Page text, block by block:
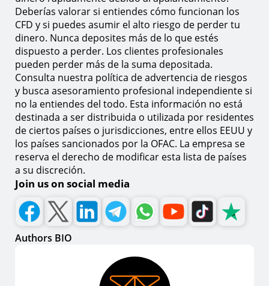
Deberías valorar si entiendes cómo funcionan los
CFD y si puedes asumir el alto riesgo de perder tu
dinero. Nunca deposites más de lo que estés
dispuesto a perder. Los clientes profesionales
pueden perder más de la suma depositada.
Consulta nuestra política de advertencia de riesgos
y busca asesoramiento profesional independiente si
no la entiendes del todo. Esta información no está
destinada a ser distribuida o utilizada por residentes
de ciertos países o jurisdicciones, entre ellos EEUU y
los países sancionados por la OFAC. La empresa se
reserva el derecho de modificar esta lista de países
a su discreción.
Join us on social media
Authors BIO